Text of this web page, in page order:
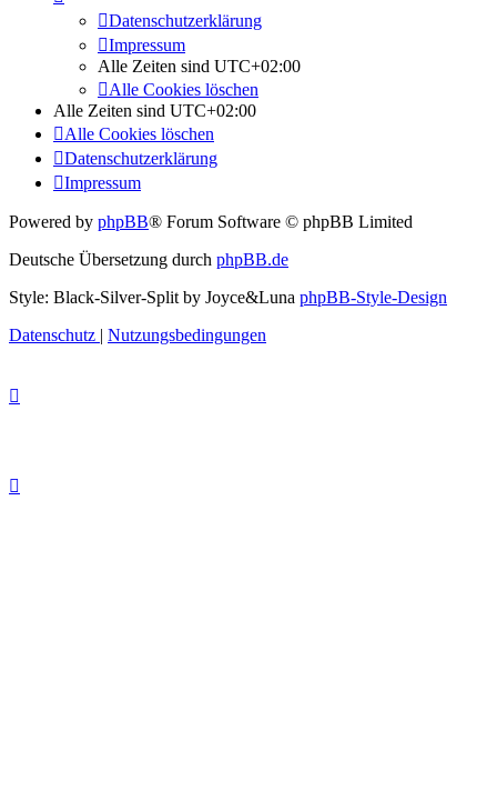
Datenschutzerklärung
Impressum
Alle Zeiten sind UTC+02:00
Alle Cookies löschen
Alle Zeiten sind UTC+02:00
Alle Cookies löschen
Datenschutzerklärung
Impressum
Powered by phpBB® Forum Software © phpBB Limited
Deutsche Übersetzung durch phpBB.de
Style: Black-Silver-Split by Joyce&Luna phpBB-Style-Design
Datenschutz | Nutzungsbedingungen